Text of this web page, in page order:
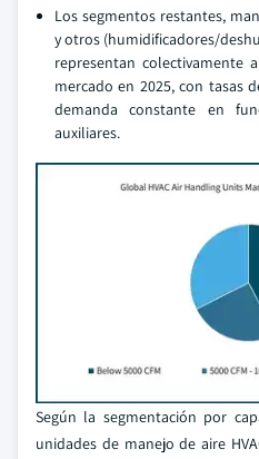
Los segmentos restantes,
y otros (humidificadores/
representan colectivamente
mercado en 2025, con tasas
demanda constante en
auxiliares.
Según la segmentación por
unidades de manejo de aire